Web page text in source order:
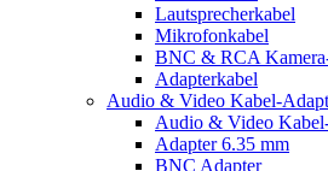
Lautsprecherkabel
Mikrofonkabel
BNC & RCA
Adapterkabel
Audio & Video Kabel-
Audio & Video
Adapter 6.35 mm
BNC Adapter